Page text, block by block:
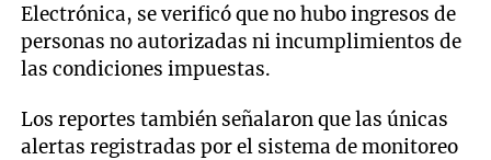
Electrónica, se verificó que no hubo ingresos de
personas no autorizadas ni incumplimientos de
las condiciones impuestas.
Los reportes también señalaron que las únicas
alertas registradas por el sistema de monitoreo